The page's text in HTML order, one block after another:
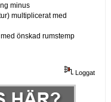
minus
multiplicerat med
önskad rumstemp
Loggat